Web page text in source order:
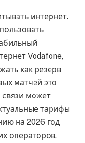
интернет.
Vodafone,
как резерв
матчей это
связи может
тарифы
на 2026 год
операторов,